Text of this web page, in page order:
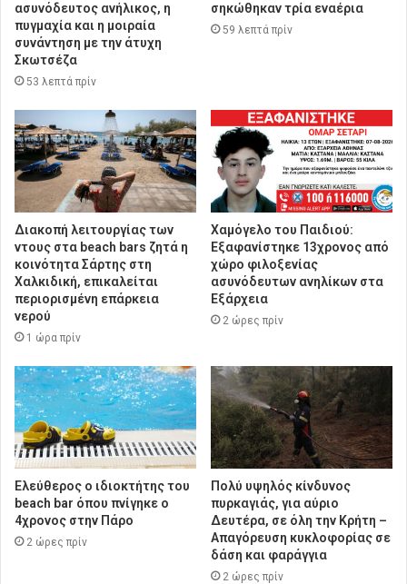
ασυνόδευτος ανήλικος, η
πυγμαχία και η μοιραία
συνάντηση με την άτυχη
Σκωτσέζα
53 λεπτά πρίν
σηκώθηκαν τρία εναέρια
59 λεπτά πρίν
Διακοπή λειτουργίας των
ντους στα beach bars ζητά η
κοινότητα Σάρτης στη
Χαλκιδική, επικαλείται
περιορισμένη επάρκεια
νερού
1 ώρα πρίν
Χαμόγελο του Παιδιού:
Εξαφανίστηκε 13χρονος από
χώρο φιλοξενίας
ασυνόδευτων ανηλίκων στα
Εξάρχεια
2 ώρες πρίν
Ελεύθερος ο ιδιοκτήτης του
beach bar όπου πνίγηκε ο
4χρονος στην Πάρο
2 ώρες πρίν
Πολύ υψηλός κίνδυνος
πυρκαγιάς, για αύριο
Δευτέρα, σε όλη την Κρήτη –
Απαγόρευση κυκλοφορίας σε
δάση και φαράγγια
2 ώρες πρίν